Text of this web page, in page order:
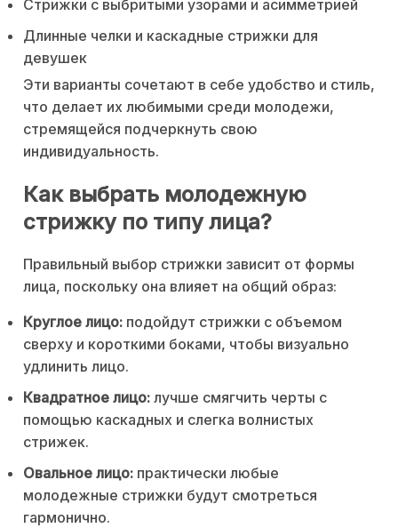
Стрижки с выбритыми узорами и асимметрией
Длинные челки и каскадные стрижки для
девушек
Эти варианты сочетают в себе удобство и стиль,
что делает их любимыми среди молодежи,
стремящейся подчеркнуть свою
индивидуальность.
Как выбрать молодежную
стрижку по типу лица?
Правильный выбор стрижки зависит от формы
лица, поскольку она влияет на общий образ:
Круглое лицо: подойдут стрижки с объемом
сверху и короткими боками, чтобы визуально
удлинить лицо.
Квадратное лицо: лучше смягчить черты с
помощью каскадных и слегка волнистых
стрижек.
Овальное лицо: практически любые
молодежные стрижки будут смотреться
гармонично.